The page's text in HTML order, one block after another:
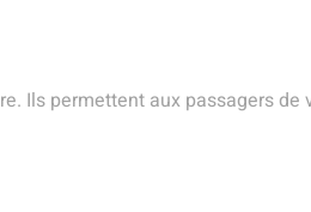
Ils permettent aux passagers de